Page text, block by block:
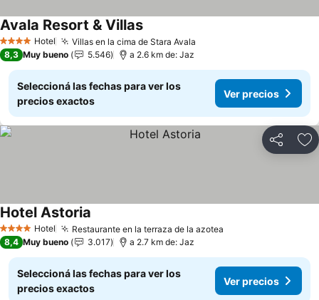
4 EstrellasHotel Villas en la cima de Stara Avala
Avala Resort & VillasVer precios
8,3 Muy bueno 5.546 a 2.6 km de: Jaz
Seleccioná las fechas para ver los
precios exactos
Ver precios
Compartir
4 EstrellasHotel Restaurante en la terraza de la azotea
Hotel Astoria
8,4 Muy bueno 3.017 a 2.7 km de: Jaz
Seleccioná las fechas para ver los
precios exactos
Ver precios